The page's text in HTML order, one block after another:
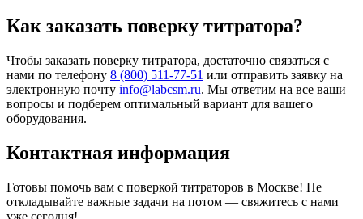
Как заказать поверку титратора?
Чтобы заказать поверку титратора, достаточно связаться с
нами по телефону 8 (800) 511-77-51 или отправить заявку на
электронную почту info@labcsm.ru. Мы ответим на все ваши
вопросы и подберем оптимальный вариант для вашего
оборудования.
Контактная информация
Готовы помочь вам с поверкой титраторов в Москве! Не
откладывайте важные задачи на потом — свяжитесь с нами
уже сегодня!